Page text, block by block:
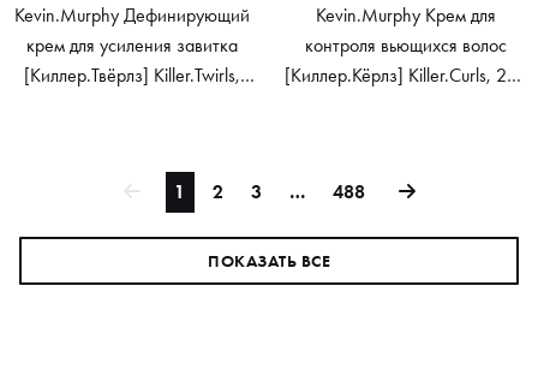
Kevin.Murphy Дефинирующий
крем для усиления завитка
[Киллер.Твёрлз] Killer.Twirls,
Kevin.Murphy Крем для
контроля вьющихся волос
[Киллер.Кёрлз] Killer.Curls, 200
1 2 3 … 488
ПОКАЗАТЬ ВСЕ